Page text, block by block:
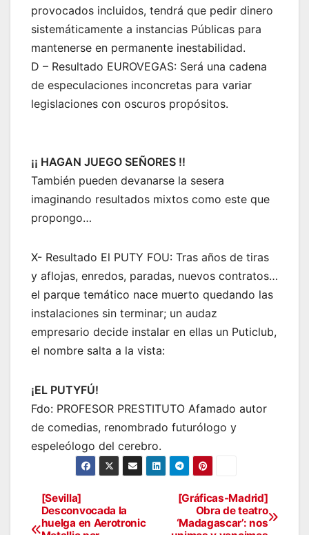
provocados incluidos, tendrá que pedir dinero
sistemáticamente a instancias Públicas para
mantenerse en permanente inestabilidad.
D – Resultado EUROVEGAS: Será una cadena
de especulaciones inconcretas para variar
legislaciones con oscuros propósitos.
¡¡ HAGAN JUEGO SEÑORES !!
También pueden devanarse la sesera
imaginando resultados mixtos como este que
propongo…
X- Resultado El PUTY FOU: Tras años de tiras
y aflojas, enredos, paradas, nuevos contratos…
el parque temático nace muerto quedando las
instalaciones sin terminar; un audaz
empresario decide instalar en ellas un Puticlub,
el nombre salta a la vista:
¡EL PUTYFÚ!
Fdo: PROFESOR PRESTITUTO Afamado autor
de comedias, renombrado futurólogo y
espeleólogo del cerebro.
Navegación
[Gráficas-Madrid]
Obra de teatro
‘Madagascar’: nos
[Sevilla]
Desconvocada la
huelga en Aerotronic